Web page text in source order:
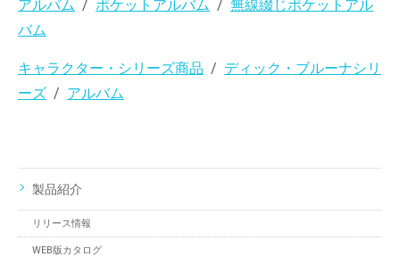
アルバム ポケットアルバム
無線綴じポケットアル
バム
キャラクター・シリーズ商品
ディック・ブルーナシリ
ーズ
アルバム
製品紹介
リリース情報
WEB版カタログ